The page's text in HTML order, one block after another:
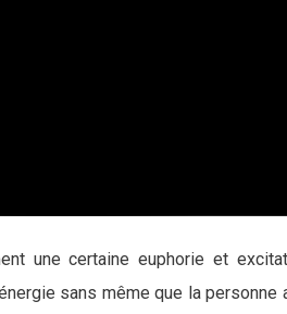
une certaine euphorie et
sans même que la personne